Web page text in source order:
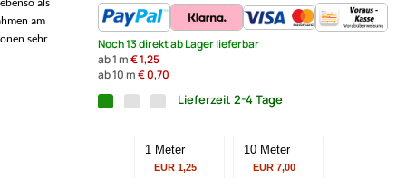
als
am
sehr
Noch 13 direkt ab Lager lieferbar
ab 1 m€ 1,25
ab 10 m€ 0,70
Lieferzeit 2-4 Tage
1 Meter
EUR 1,25
10 Meter
EUR 7,00